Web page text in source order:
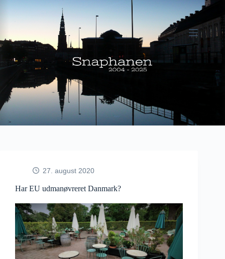
27. august 2020
Har EU udmanøvreret Danmark?